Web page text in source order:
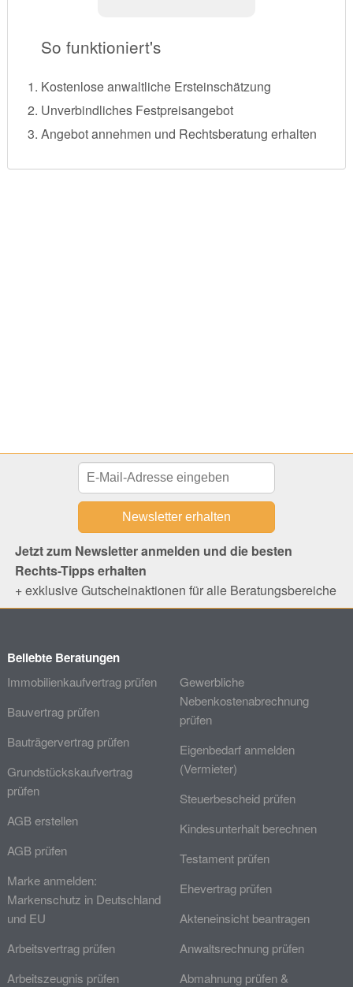
So funktioniert's
Kostenlose anwaltliche Ersteinschätzung
Unverbindliches Festpreisangebot
Angebot annehmen und Rechtsberatung erhalten
Jetzt zum Newsletter anmelden und die besten
Rechts-Tipps erhalten
+ exklusive Gutscheinaktionen für alle Beratungsbereiche
Beliebte Beratungen
Immobilienkaufvertrag prüfen
Bauvertrag prüfen
Bauträgervertrag prüfen
Grundstückskaufvertrag
prüfen
AGB erstellen
AGB prüfen
Marke anmelden:
Markenschutz in Deutschland
und EU
Arbeitsvertrag prüfen
Arbeitszeugnis prüfen
Gewerbliche
Nebenkostenabrechnung
prüfen
Eigenbedarf anmelden
(Vermieter)
Steuerbescheid prüfen
Kindesunterhalt berechnen
Testament prüfen
Ehevertrag prüfen
Akteneinsicht beantragen
Anwaltsrechnung prüfen
Abmahnung prüfen &